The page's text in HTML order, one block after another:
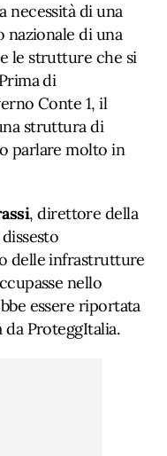
necessità di una
nazionale di una
le strutture che si
di
Conte 1, il
struttura di
parlare molto in
, direttore della
delle infrastrutture
nello
essere riportata
da ProteggItalia.